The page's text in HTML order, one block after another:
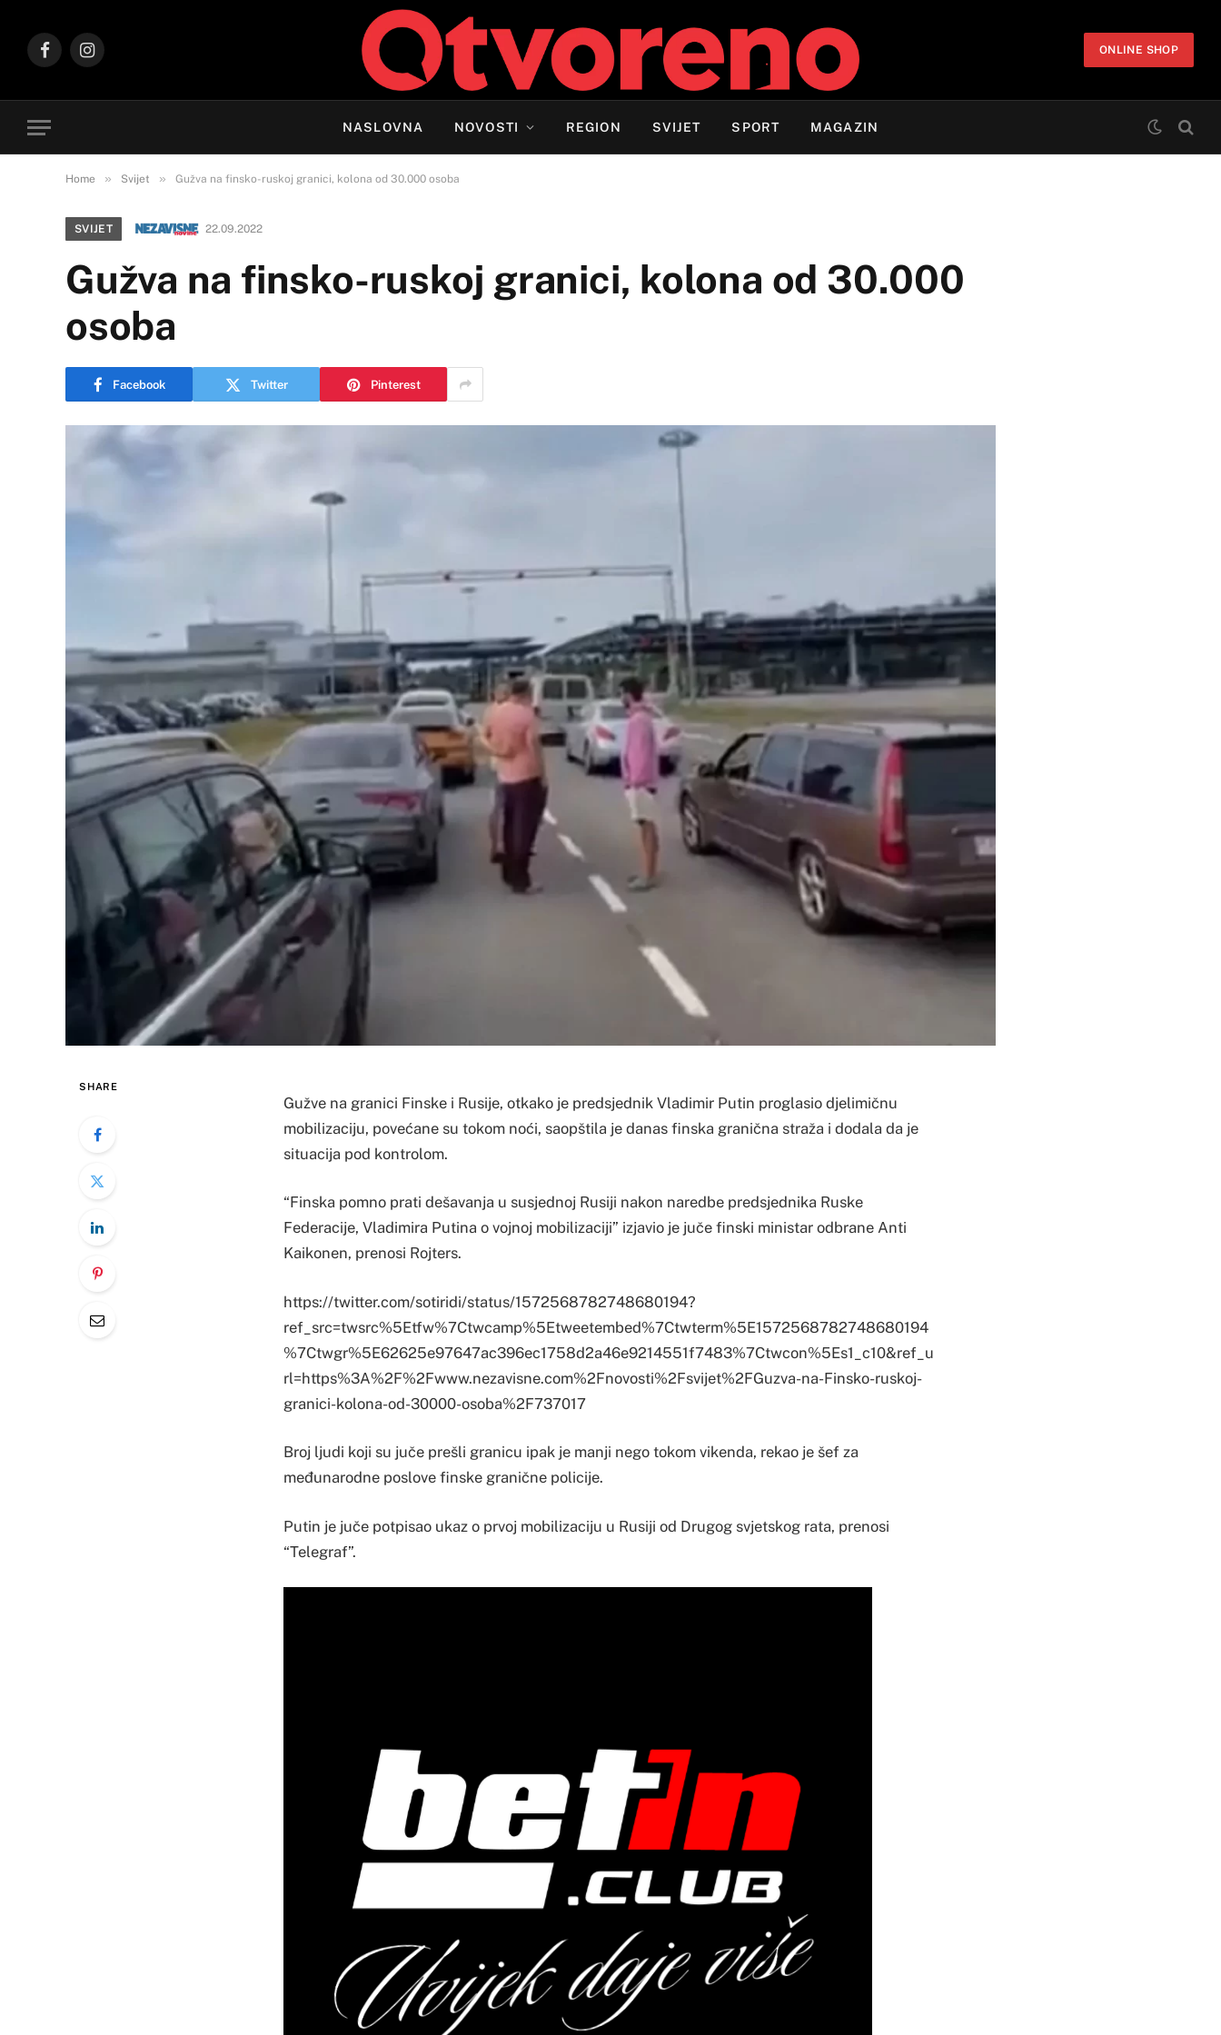
FacebookInstagram
ONLINE SHOP
NASLOVNA NOVOSTI REGION SVIJET SPORT MAGAZIN
Home » Svijet » Gužva na finsko-ruskoj granici, kolona od 30.000 osoba
SVIJET 22.09.2022
Gužva na finsko-ruskoj granici, kolona od 30.000
osoba
Facebook Twitter Pinterest
SHARE
Gužve na granici Finske i Rusije, otkako je predsjednik Vladimir Putin proglasio djelimičnu
mobilizaciju, povećane su tokom noći, saopštila je danas finska granična straža i dodala da je
situacija pod kontrolom.
“Finska pomno prati dešavanja u susjednoj Rusiji nakon naredbe predsjednika Ruske
Federacije, Vladimira Putina o vojnoj mobilizaciji” izjavio je juče finski ministar odbrane Anti
Kaikonen, prenosi Rojters.
https://twitter.com/sotiridi/status/1572568782748680194?
ref_src=twsrc%5Etfw%7Ctwcamp%5Etweetembed%7Ctwterm%5E1572568782748680194
%7Ctwgr%5E62625e97647ac396ec1758d2a46e9214551f7483%7Ctwcon%5Es1_c10&ref_u
rl=https%3A%2F%2Fwww.nezavisne.com%2Fnovosti%2Fsvijet%2FGuzva-na-Finsko-ruskoj-
granici-kolona-od-30000-osoba%2F737017
Broj ljudi koji su juče prešli granicu ipak je manji nego tokom vikenda, rekao je šef za
međunarodne poslove finske granične policije.
Putin je juče potpisao ukaz o prvoj mobilizaciju u Rusiji od Drugog svjetskog rata, prenosi
“Telegraf”.